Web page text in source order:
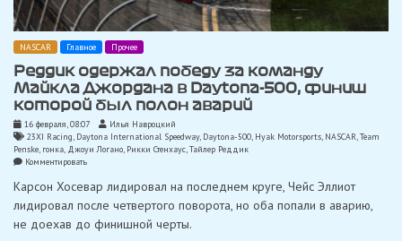
NASCAR Главное Прочее
Реддик одержал победу за команду
Майкла Джордана в Daytona-500, финиш
которой был полон аварий
16 февраля, 08:07
Илья Навроцкий
23XI Racing, Daytona International Speedway, Daytona-500, Hyak Motorsports, NASCAR,Team
Penske, гонка, Джоуи Логано, Рикки Стенхаус,Тайлер Реддик
Комментироватьon
одержал
за
команду
Карсон Хосевар лидировал на последнем круге, Чейс Эллиот
лидировал после четвертого поворота, но оба попали в аварию,
не доехав до финишной черты.